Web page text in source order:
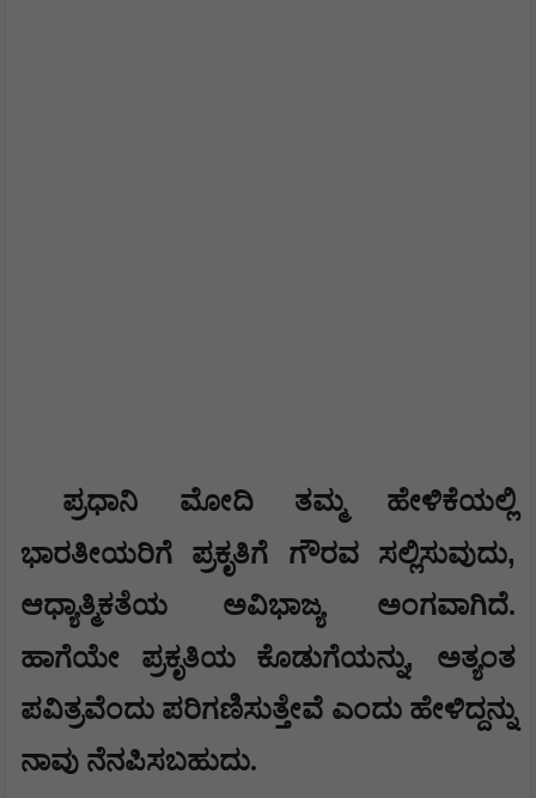
ಪ್ರಧಾನಿ ಮೋದಿ ತಮ್ಮ ಹೇಳಿಕೆಯಲ್ಲಿ
ಭಾರತೀಯರಿಗೆ ಪ್ರಕೃತಿಗೆ ಗೌರವ ಸಲ್ಲಿಸುವುದು,
ಆಧ್ಯಾತ್ಮಿಕತೆಯ ಅವಿಭಾಜ್ಯ ಅಂಗವಾಗಿದೆ.
ಹಾಗೆಯೇ ಪ್ರಕೃತಿಯ ಕೊಡುಗೆಯನ್ನು, ಅತ್ಯಂತ
ಪವಿತ್ರವೆಂದು ಪರಿಗಣಿಸುತ್ತೇವೆ ಎಂದು ಹೇಳಿದ್ದನ್ನು
ನಾವು ನೆನಪಿಸಬಹುದು.